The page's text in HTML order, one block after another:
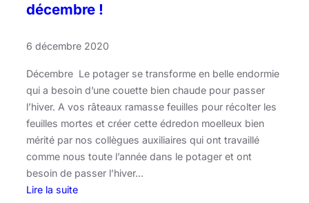
s
i
v
i
t
e
d
a
n
s
décembre !
6 décembre 2020
Décembre Le potager se transforme en belle endormie
qui a besoin d’une couette bien chaude pour passer
l’hiver. A vos râteaux ramasse feuilles pour récolter les
feuilles mortes et créer cette édredon moelleux bien
mérité par nos collègues auxiliaires qui ont travaillé
comme nous toute l’année dans le potager et ont
besoin de passer l’hiver…
Lire la suite